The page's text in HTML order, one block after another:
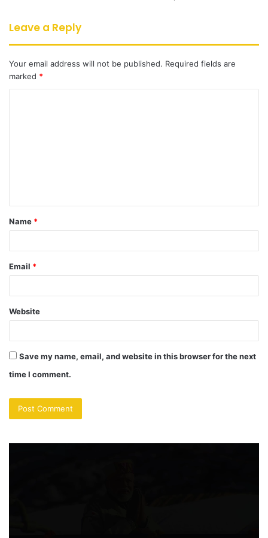
Leave a Reply
Your email address will not be published. Required fields are
marked *
t
*
Name *
Email *
Website
Save my name, email, and website in this browser for the next
time I comment.